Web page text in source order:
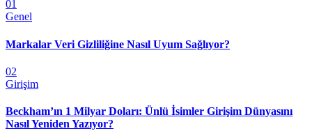
01
Genel
Markalar Veri Gizliliğine Nasıl Uyum Sağlıyor?
02
Girişim
Beckham’ın 1 Milyar Doları: Ünlü İsimler Girişim Dünyasını
Nasıl Yeniden Yazıyor?